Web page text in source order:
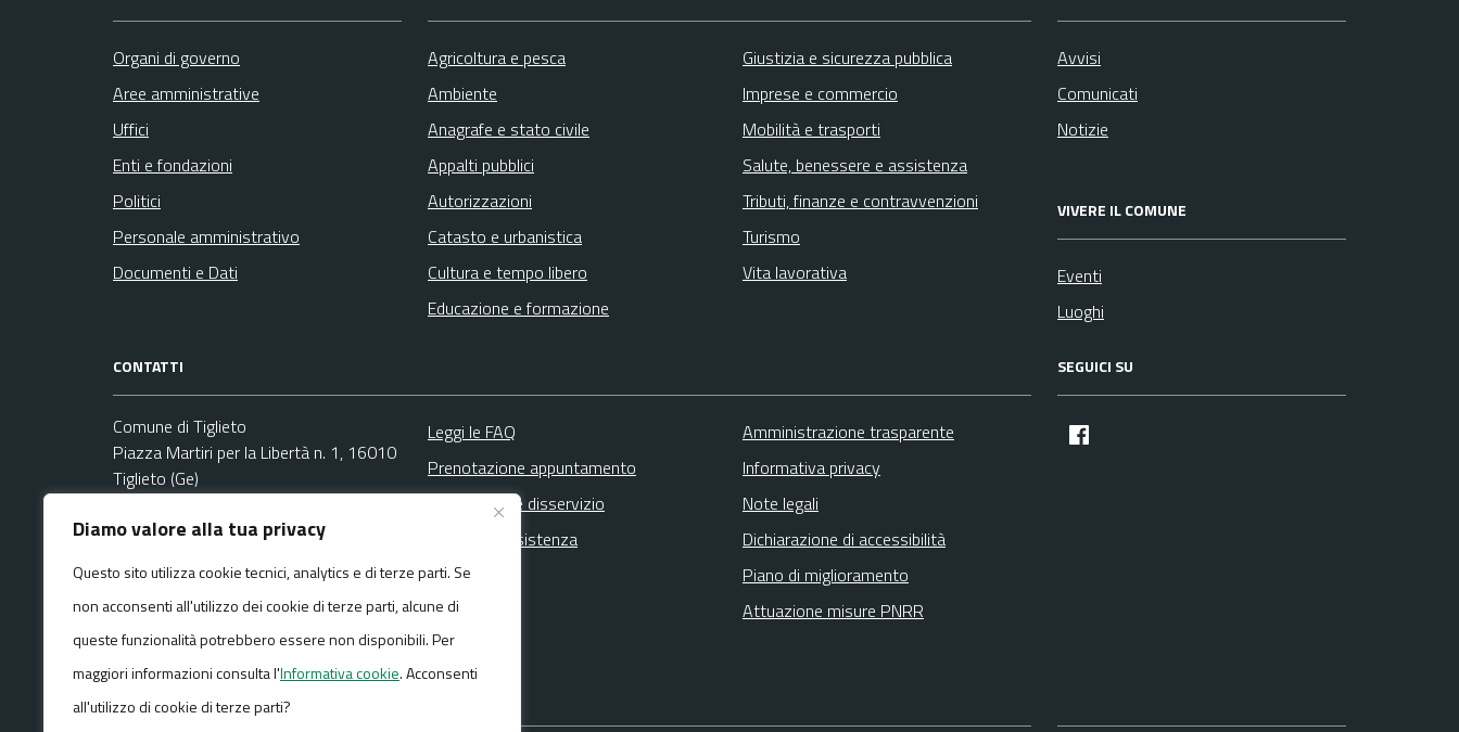
Diamo valore alla tua privacy
Questo sito utilizza cookie tecnici, analytics e di terze parti. Se
non acconsenti all'utilizzo dei cookie di terze parti, alcune di
queste funzionalità potrebbero essere non disponibili. Per
maggiori informazioni consulta l'Informativa cookie. Acconsenti
all'utilizzo di cookie di terze parti?
Organi di governo
Aree amministrative
Uffici
Enti e fondazioni
Politici
Personale amministrativo
Documenti e Dati
Agricoltura e pesca
Ambiente
Anagrafe e stato civile
Appalti pubblici
Autorizzazioni
Catasto e urbanistica
Cultura e tempo libero
Educazione e formazione
Giustizia e sicurezza pubblica
Imprese e commercio
Mobilità e trasporti
Salute, benessere e assistenza
Tributi, finanze e contravvenzioni
Turismo
Vita lavorativa
Avvisi
Comunicati
Notizie
VIVERE IL COMUNE
Eventi
Luoghi
CONTATTI
Comune di Tiglieto
Piazza Martiri per la Libertà n. 1, 16010
Tiglieto (Ge)
Email:info@comune.tiglieto.ge.it
PEC:comune.tiglieto@pec.it
Centralino unico: +39 010 929001
Leggi le FAQ
Prenotazione appuntamento
Segnalazione disservizio
Richiesta assistenza
Amministrazione trasparente
Informativa privacy
Note legali
Dichiarazione di accessibilità
Piano di miglioramento
Attuazione misure PNRR
SEGUICI SU